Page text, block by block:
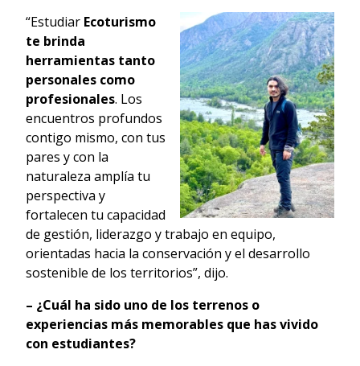
“Estudiar Ecoturismo
te brinda
herramientas tanto
personales como
profesionales. Los
encuentros profundos
contigo mismo, con tus
pares y con la
naturaleza amplía tu
perspectiva y
fortalecen tu capacidad
de gestión, liderazgo y trabajo en equipo,
orientadas hacia la conservación y el desarrollo
sostenible de los territorios”, dijo.
– ¿Cuál ha sido uno de los terrenos o
experiencias más memorables que has vivido
con estudiantes?